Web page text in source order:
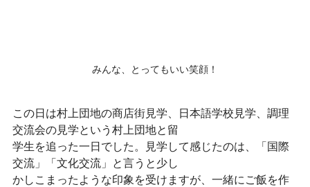
みんな、とってもいい笑顔！
この日は村上団地の商店街見学、日本語学校見学、調理
交流会の見学という村上団地と留
学生を追った一日でした。見学して感じたのは、「国際
交流」「文化交流」と言うと少し
かしこまったような印象を受けますが、一緒にご飯を作